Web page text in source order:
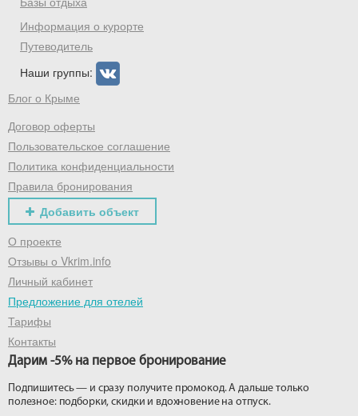
Информация о курорте
Путеводитель
Наши группы:
Блог о Крыме
Договор оферты
Пользовательское соглашение
Политика конфиденциальности
Правила бронирования
Добавить объект
О проекте
Отзывы о Vkrim.info
Личный кабинет
Предложение для отелей
Тарифы
Контакты
Дарим -5% на первое бронирование
Подпишитесь — и сразу получите промокод. А дальше только
полезное: подборки, скидки и вдохновение на отпуск.
Хочешь дешевле? Оставь почту и получи